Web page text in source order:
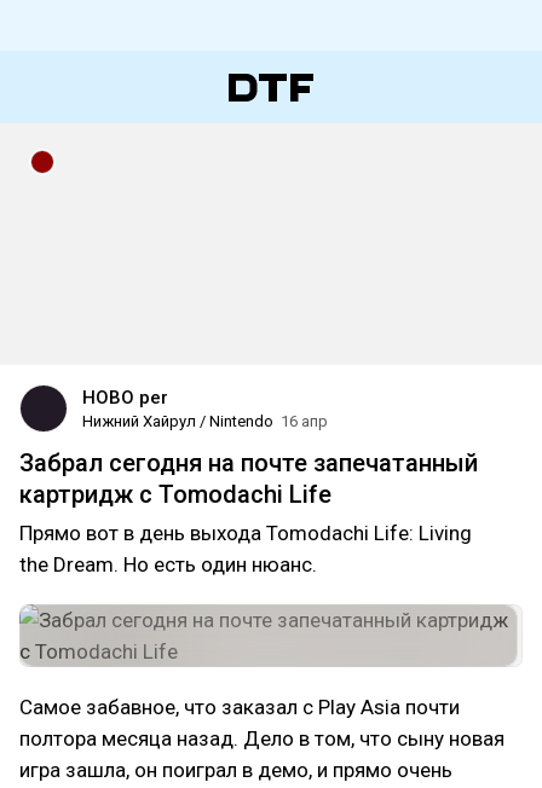
HOBO per
Нижний Хайрул / Nintendo 16 апр
Забрал сегодня на почте запечатанный
картридж с Tomodachi Life
Прямо вот в день выхода Tomodachi Life: Living
the Dream. Но есть один нюанс.
Самое забавное, что заказал с Play Asia почти
полтора месяца назад. Дело в том, что сыну новая
игра зашла, он поиграл в демо, и прямо очень